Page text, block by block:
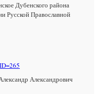
Дубенского района
Русской Православной
Александрович